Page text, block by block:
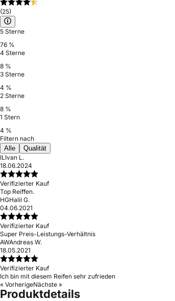
(25)
5 Sterne
76 %
4 Sterne
8 %
3 Sterne
4 %
2 Sterne
8 %
1 Stern
4 %
Filtern nach
Alle
Qualität
IL Ivan L.
18.06.2024
Verifizierter Kauf
Top Reiffen.
HGHalil G.
04.06.2021
Verifizierter Kauf
Super Preis-Leistungs-Verhältnis
AWAndreas W.
18.05.2021
Verifizierter Kauf
Ich bin mit diesem Reifen sehr zufrieden
« VorherigeNächste »
Produktdetails